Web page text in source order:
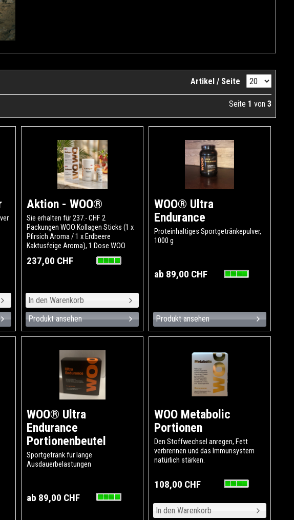
Artikel / Seite
Seite 1 von 3
Aktion - WOO®
Sie erhalten für 237.- CHF 2
Packungen WOO Kollagen Sticks (1 x
Pfirsich Aroma / 1 x Erdbeere
Kaktusfeige Aroma), 1 Dose WOO
Kollagen Natur Aroma und gratis wird
eine Dose WOO Beauty Caps
237,00 CHF
Produkt ansehen
WOO® Ultra
Endurance
Proteinhaltiges Sportgetränkepulver,
1000 g
ab 89,00 CHF
Produkt ansehen
WOO® Ultra
Endurance
Portionenbeutel
Sportgetränk für lange
Ausdauerbelastungen
ab 89,00 CHF
WOO Metabolic
Portionen
Den Stoffwechsel anregen, Fett
verbrennen und das Immunsystem
natürlich stärken.
108,00 CHF